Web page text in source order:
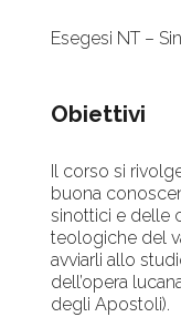
Esegesi NT –
Obiettivi
Il corso si
buona
sinottici e delle
teologiche del
avviarli allo
dell’opera
degli Apostoli).